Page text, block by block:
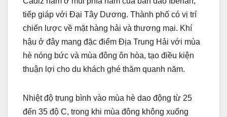
tiếp giáp với Đại Tây Dương. Thành phố có vị trí
chiến lược về mặt hàng hải và thương mại. Khí
hậu ở đây mang đặc điểm Địa Trung Hải với mùa
hè nóng bức và mùa đông ôn hòa, tạo điều kiện
thuận lợi cho du khách ghé thăm quanh năm.
Nhiệt độ trung bình vào mùa hè dao động từ 25
đến 35 độ C, trong khi mùa đông không xuống